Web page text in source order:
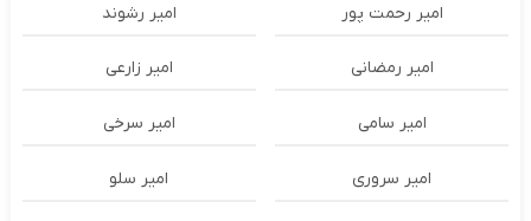
امیر رحمت پور امیر رشوند
امیر رمضانی امیر زارعی
امیر سامی امیر سرخی
امیر سروری امیر سلو